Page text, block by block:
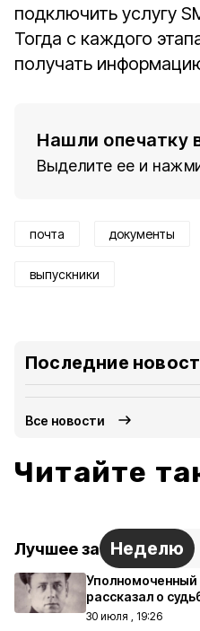
подключить услугу
Тогда с каждого
получать
Нашли опечатку
Выделите ее и
почта документы
выпускники
Последние
Все новости
Читайте
Лучшее за Неделю
Уполномоченный
рассказал о
30 июля , 19:26